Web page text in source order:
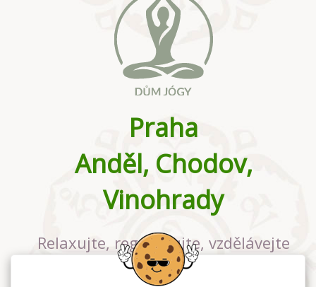
Praha
Anděl, Chodov,
Vinohrady
Relaxujte, regenerujte, vzdělávejte
se v největším jógovém studiu v